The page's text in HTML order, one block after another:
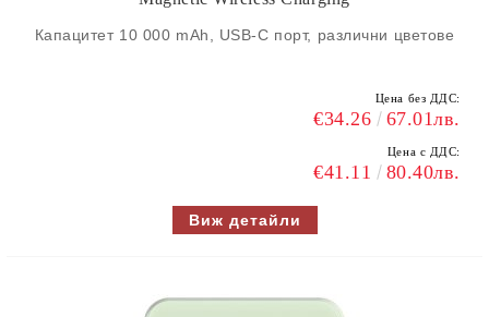
Капацитет 10 000 mAh, USB-C порт, различни цветове
Цена без ДДС:
€34.26 67.01лв.
Цена с ДДС:
€41.11 80.40лв.
Виж детайли